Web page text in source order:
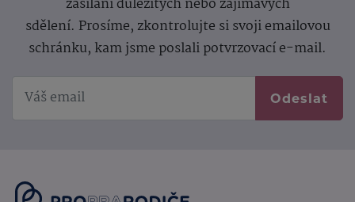
zasílání důležitých nebo zajímavých
sdělení. Prosíme, zkontrolujte si svoji emailovou
schránku, kam jsme poslali potvrzovací e-mail.
Odeslat